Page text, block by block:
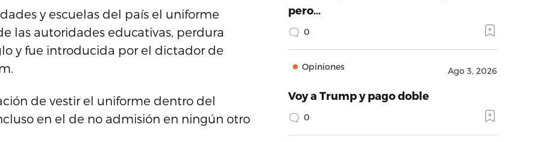
y escuelas del país el uniforme
las autoridades educativas, perdura
y fue introducida por el dictador de
de vestir el uniforme dentro del
en el de no admisión en ningún otro
pero…
0
Opiniones Ago 3, 2026
Voy a Trump y pago doble
0